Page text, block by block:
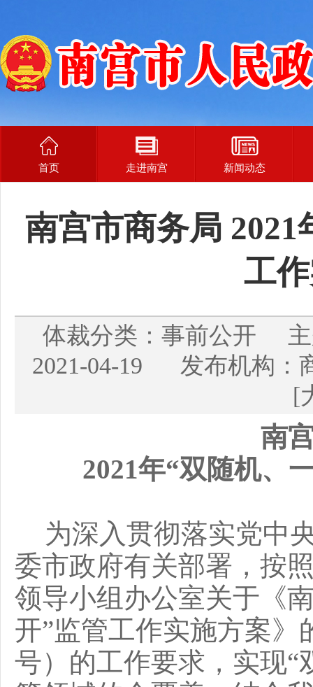
首页 走进南宫 新闻动态
南宫市商务局
工
体裁分类：事前公开
2021-04-19 发布机构
[
南
2021年“双随机、
为深入贯彻落实党中
委市政府有关部署，按
领导小组办公室关于《
开”监管工作实施方案
号）的工作要求，实现“